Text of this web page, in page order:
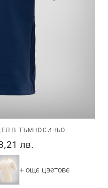
В ТЪМНОСИНЬО
лв.
+ още цветове